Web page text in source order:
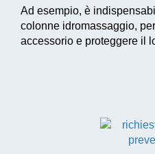
Ad esempio, è
colonne idromassaggio,
accessorio e proteggere il